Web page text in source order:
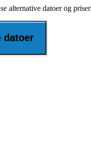
alternative datoer og priser
datoer